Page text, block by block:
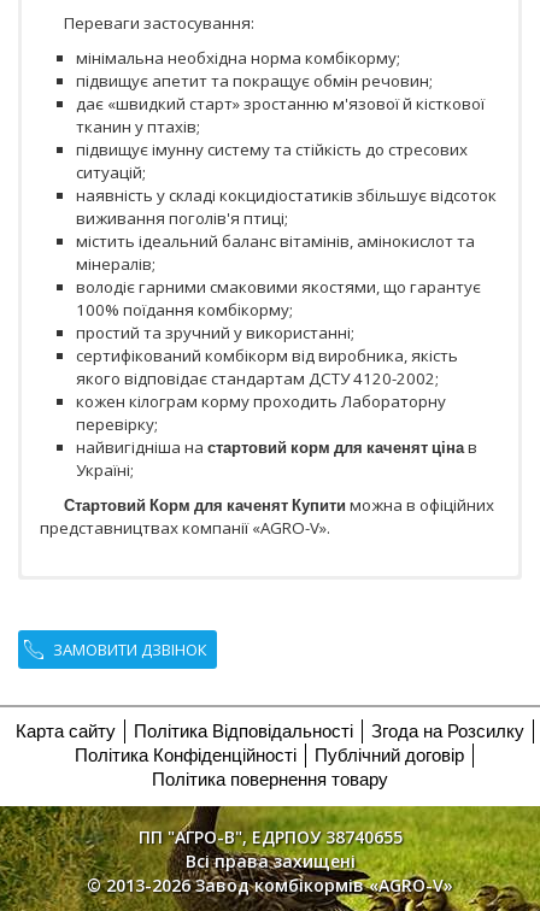
Переваги застосування:
мінімальна необхідна норма комбікорму;
підвищує апетит та покращує обмін речовин;
дає «швидкий старт» зростанню м'язової й кісткової
тканин у птахів;
підвищує імунну систему та стійкість до стресових
ситуацій;
наявність у складі кокцидіостатиків збільшує відсоток
виживання поголів'я птиці;
містить ідеальний баланс вітамінів, амінокислот та
мінералів;
володіє гарними смаковими якостями, що гарантує
100% поїдання комбікорму;
простий та зручний у використанні;
сертифікований комбікорм від виробника, якість
якого відповідає стандартам ДСТУ 4120-2002;
кожен кілограм корму проходить Лабораторну
перевірку;
найвигідніша на стартовий корм для каченят цінав
Україні;
Стартовий Корм для каченят Купити можна в офіційних
представництвах компанії «AGRO-V».
ЗАМОВИТИ ДЗВІНОК
Карта сайту Політика Відповідальності
Згода на Розсилку
Політика Конфіденційності
Публічний договір
Політика повернення товару
ПП "АГРО-В", ЕДРПОУ 38740655
Всі права захищені
© 2013-2026 Завод комбікормів «AGRO-V»